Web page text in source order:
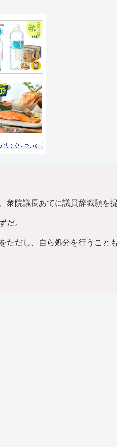
院議長あてに議員辞職願を提
だ。
ただし、自ら処分を行うこと